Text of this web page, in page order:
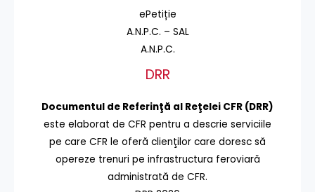
ePetiție
A.N.P.C. – SAL
A.N.P.C.
DRR
Documentul de Referinţă al Reţelei CFR (DRR)
este elaborat de CFR pentru a descrie serviciile
pe care CFR le oferă clienţilor care doresc să
opereze trenuri pe infrastructura feroviară
administrată de CFR.